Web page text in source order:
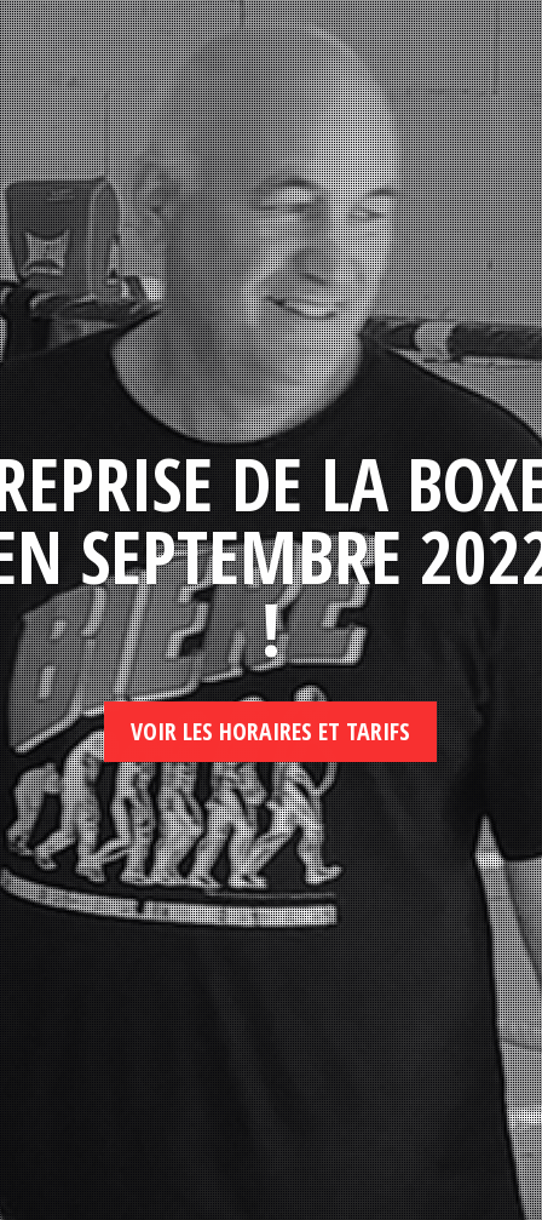
DE LA
SEPTEMBRE
!
VOIR LES HORAIRES ET TARIFS